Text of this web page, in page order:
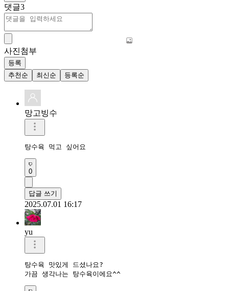
댓글3
사진첨부
등록
추천순
최신순 등록순
망고빙수
탕수육 먹고 싶어요
0
답글 쓰기
2025.07.01 16:17
yu
탕수육 맛있게 드셨나요?
가끔 생각나는 탕수육이에요^^